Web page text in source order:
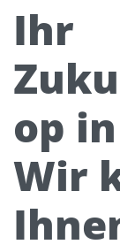
Ihr
op
Wir